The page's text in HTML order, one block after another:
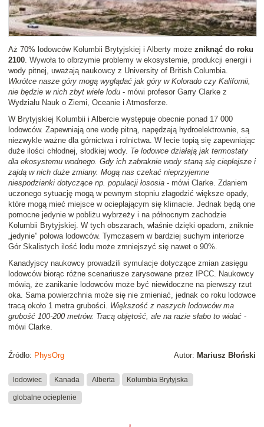
Aż 70% lodowców Kolumbii Brytyjskiej i Alberty może zniknąć do roku
2100. Wywoła to olbrzymie problemy w ekosystemie, produkcji energii i
wody pitnej, uważają naukowcy z University of British Columbia.
Wkrótce nasze góry mogą wyglądać jak góry w Kolorado czy Kalifornii,
nie będzie w nich zbyt wiele lodu - mówi profesor Garry Clarke z
Wydziału Nauk o Ziemi, Oceanie i Atmosferze.
W Brytyjskiej Kolumbii i Albercie występuje obecnie ponad 17 000
lodowców. Zapewniają one wodę pitną, napędzają hydroelektrownie, są
niezwykle ważne dla górnictwa i rolnictwa. W lecie topią się zapewniając
duże ilości chłodnej, słodkiej wody. Te lodowce działają jak termostaty
dla ekosystemu wodnego. Gdy ich zabraknie wody staną się cieplejsze i
zajdą w nich duże zmiany. Mogą nas czekać nieprzyjemne
niespodzianki dotyczące np. populacji łososia - mówi Clarke. Zdaniem
uczonego sytuację mogą w pewnym stopniu złagodzić większe opady,
które mogą mieć miejsce w ocieplającym się klimacie. Jednak będą one
pomocne jedynie w pobliżu wybrzeży i na północnym zachodzie
Kolumbii Brytyjskiej. W tych obszarach, właśnie dzięki opadom, zniknie
„jedynie” połowa lodowców. Tymczasem w bardziej suchym interiorze
Gór Skalistych ilość lodu może zmniejszyć się nawet o 90%.
Kanadyjscy naukowcy prowadzili symulacje dotyczące zmian zasięgu
lodowców biorąc różne scenariusze zarysowane przez IPCC. Naukowcy
mówią, że zanikanie lodowców może być niewidoczne na pierwszy rzut
oka. Sama powierzchnia może się nie zmieniać, jednak co roku lodowce
tracą około 1 metra grubości. Większość z naszych lodowców ma
grubość 100-200 metrów. Tracą objętość, ale na razie słabo to widać -
mówi Clarke.
Autor: Mariusz Błoński
Źródło: PhysOrg
lodowiec Kanada Alberta Kolumbia Brytyjska
globalne ocieplenie